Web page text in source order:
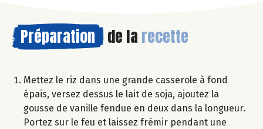
Préparation de la recette
Mettez le riz dans une grande casserole à fond
épais, versez dessus le lait de soja, ajoutez la
gousse de vanille fendue en deux dans la longueur.
Portez sur le feu et laissez frémir pendant une